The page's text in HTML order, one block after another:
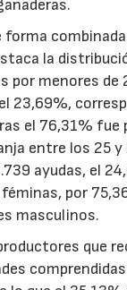
forma
la
por menores de
23,69%,
el 76,31% fue
entre los 25 y
ayudas, el
por
masculinos.
que